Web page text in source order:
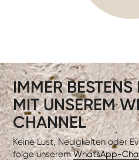
IMMER
MIT UNSEREM
CHANNEL
Keine Lust, Neuigkeiten oder
folge unseremWhatsApp-